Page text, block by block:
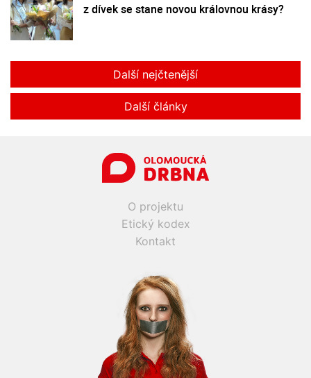
z dívek se stane novou královnou krásy?
Další nejčtenější
Další články
O projektu
Etický kodex
Kontakt